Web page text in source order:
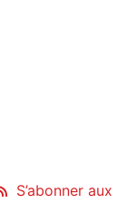
S’abonner